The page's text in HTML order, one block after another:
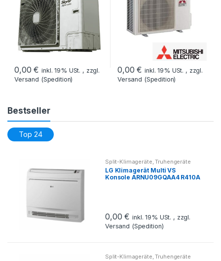
0,00€ inkl. 19% USt. , zzgl.
Versand (Spedition)
0,00€ inkl. 19% USt. , zzgl.
Versand (Spedition)
Bestseller
Top 24
Split-Klimageräte ,Truhengeräte
LG Klimagerät Multi VS
Konsole ARNU09GQAA4 R410A
0,00€ inkl. 19% USt. , zzgl.
Versand (Spedition)
Split-Klimageräte,Truhengeräte